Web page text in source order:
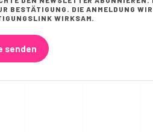
BESTÄTIGUNG. DIE ANMELDUNG
WIRKSAM.
senden